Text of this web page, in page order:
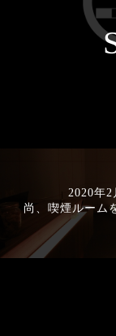
2020年
尚、喫煙ルーム